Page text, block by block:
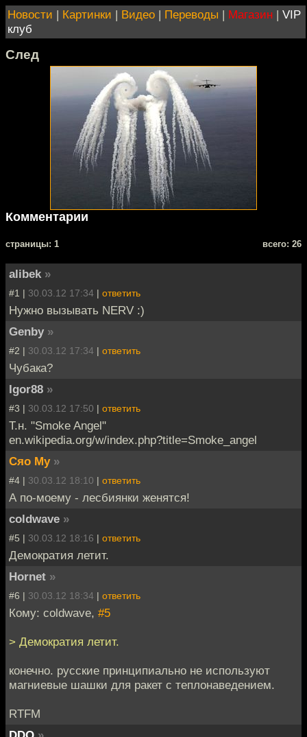
Новости | Картинки | Видео | Переводы | Магазин | VIP
клуб
След
Комментарии
cтраницы: 1 всего: 26
alibek »
#1 | 30.03.12 17:34 | ответить
Нужно вызывать NERV :)
Genby »
#2 | 30.03.12 17:34 | ответить
Чубака?
Igor88 »
#3 | 30.03.12 17:50 | ответить
Т.н. "Smoke Angel"
en.wikipedia.org/w/index.php?title=Smoke_angel
Сяо Му »
#4 | 30.03.12 18:10 | ответить
А по-моему - лесбиянки женятся!
coldwave »
#5 | 30.03.12 18:16 | ответить
Демократия летит.
Hornet »
#6 | 30.03.12 18:34 | ответить
Кому: coldwave, #5
> Демократия летит.
конечно. русские принципиально не используют
магниевые шашки для ракет с теплонаведением.
RTFM